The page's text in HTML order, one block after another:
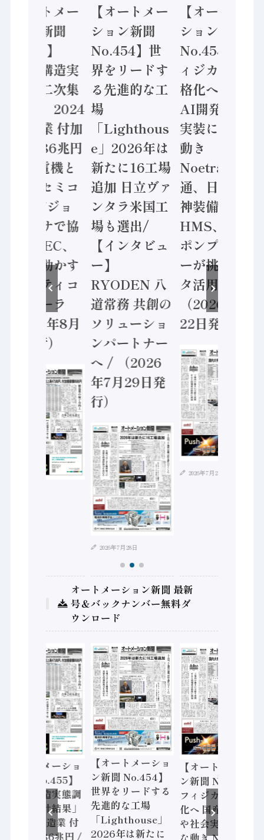
【オートメー
ション新聞
No.455】
「経済構造実
態調査二次集
計結果」2024
年製造業 付加
価値額86兆円
/ 三菱電機と
ソニーセミコ
ン AIビジョ
ンセンサで協
業 / IDEC、
安全に動かす
セーフティコ
ントローラ
（2026年8月
5日発行）
【オートメー
ション新聞
No.454】世
界をリードす
る先進的な工
場
「Lighthous
e」2026年は
新たに16工場
追加 日立ヴァ
ンタラ米国工
場も選出/
【インタビュ
ー】
RYODEN 八
道常務 共創の
ソリューショ
ンパートナー
へ / （2026
年7月29日発
行）
2026年7月28日
【オートメー
ション新聞
No.453】フ
ィジカルAI本
格化へ 国産
AI開発や社会
実装に活発な
動き
Noetra、富士
通、日立 / 兵
神装備 ×
HMS、老舗
ポンプメーカ
ーが挑むデー
タ活用 など
（2026年7月
22日発行）
2026年7月21日
オートメーション新聞 最新
号＆バックナンバー無料ダ
ウンロード
【オートメーショ
ン新聞 No.455】
「経済構造実態調
査二次集計結果」
2024年製造業 付
加価値額86兆円 /
【オートメーショ
ン新聞 No.454】
世界をリードする
先進的な工場
「Lighthouse」
2026年は新たに
【オートメーショ
ン新聞 No.453】
フィジカルAI本格
化へ 国産AI開発
や社会実装に活発